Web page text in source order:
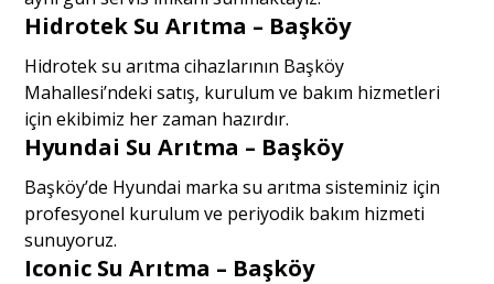
Hidrotek Su Arıtma – Başköy
Hidrotek su arıtma cihazlarının Başköy
Mahallesi’ndeki satış, kurulum ve bakım hizmetleri
için ekibimiz her zaman hazırdır.
Hyundai Su Arıtma – Başköy
Başköy’de Hyundai marka su arıtma sisteminiz için
profesyonel kurulum ve periyodik bakım hizmeti
sunuyoruz.
Iconic Su Arıtma – Başköy